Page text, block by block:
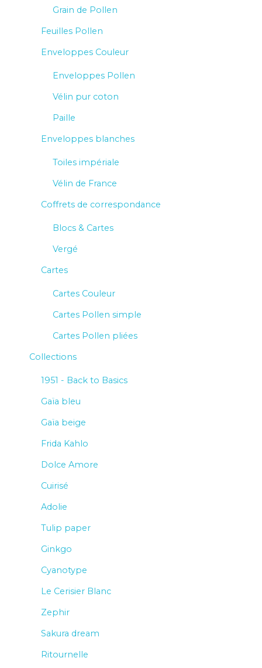
Grain de Pollen
Feuilles Pollen
Enveloppes Couleur
Enveloppes Pollen
Vélin pur coton
Paille
Enveloppes blanches
Toiles impériale
Vélin de France
Coffrets de correspondance
Blocs & Cartes
Vergé
Cartes
Cartes Couleur
Cartes Pollen simple
Cartes Pollen pliées
Collections
1951 - Back to Basics
Gaïa bleu
Gaïa beige
Frida Kahlo
Dolce Amore
Cuirisé
Adolie
Tulip paper
Ginkgo
Cyanotype
Le Cerisier Blanc
Zephir
Sakura dream
Ritournelle